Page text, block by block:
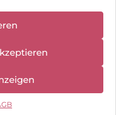
Reserved.